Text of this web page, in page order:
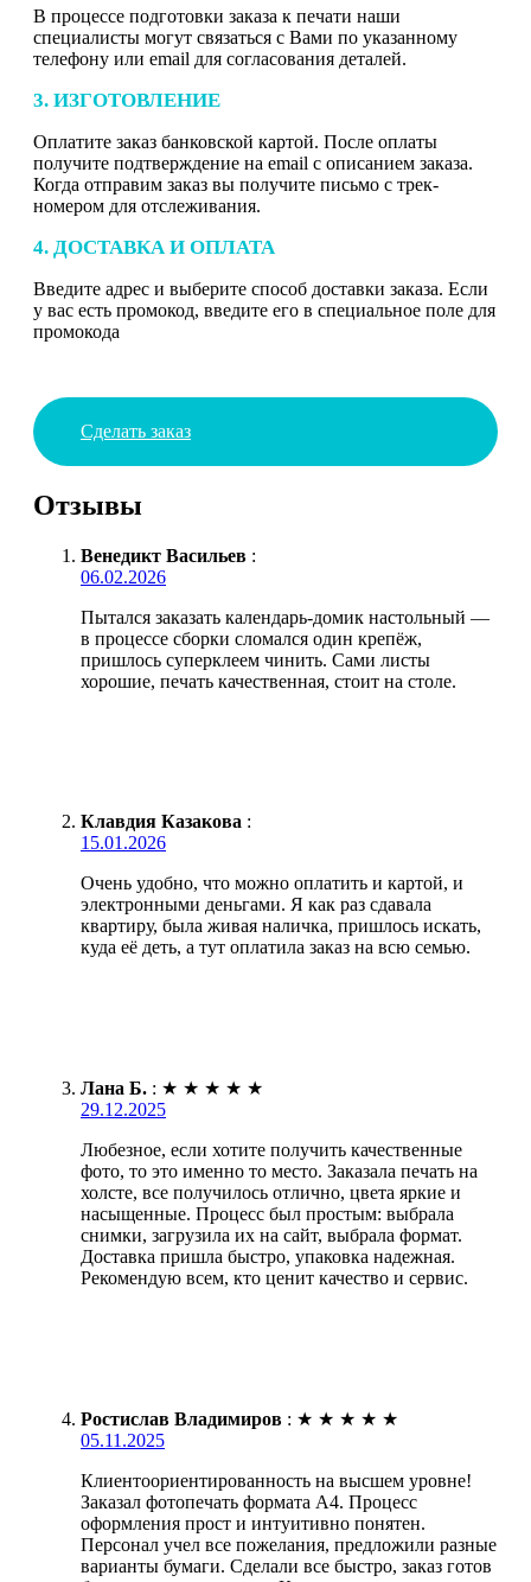
В процессе подготовки заказа к печати наши
специалисты могут связаться с Вами по указанному
телефону или email для согласования деталей.
3. ИЗГОТОВЛЕНИЕ
Оплатите заказ банковской картой. После оплаты
получите подтверждение на email с описанием заказа.
Когда отправим заказ вы получите письмо с трек-
номером для отслеживания.
4. ДОСТАВКА И ОПЛАТА
Введите адрес и выберите способ доставки заказа. Если
у вас есть промокод, введите его в специальное поле для
промокода
Сделать заказ
Отзывы
Венедикт Васильев :
06.02.2026
Пытался заказать календарь-домик настольный —
в процессе сборки сломался один крепёж,
пришлось суперклеем чинить. Сами листы
хорошие, печать качественная, стоит на столе.
Клавдия Казакова :
15.01.2026
Очень удобно, что можно оплатить и картой, и
электронными деньгами. Я как раз сдавала
квартиру, была живая наличка, пришлось искать,
куда её деть, а тут оплатила заказ на всю семью.
Лана Б. : ★ ★ ★ ★ ★
29.12.2025
Любезное, если хотите получить качественные
фото, то это именно то место. Заказала печать на
холсте, все получилось отлично, цвета яркие и
насыщенные. Процесс был простым: выбрала
снимки, загрузила их на сайт, выбрала формат.
Доставка пришла быстро, упаковка надежная.
Рекомендую всем, кто ценит качество и сервис.
Ростислав Владимиров : ★ ★ ★ ★ ★
05.11.2025
Клиентоориентированность на высшем уровне!
Заказал фотопечать формата А4. Процесс
оформления прост и интуитивно понятен.
Персонал учел все пожелания, предложили разные
варианты бумаги. Сделали все быстро, заказ готов